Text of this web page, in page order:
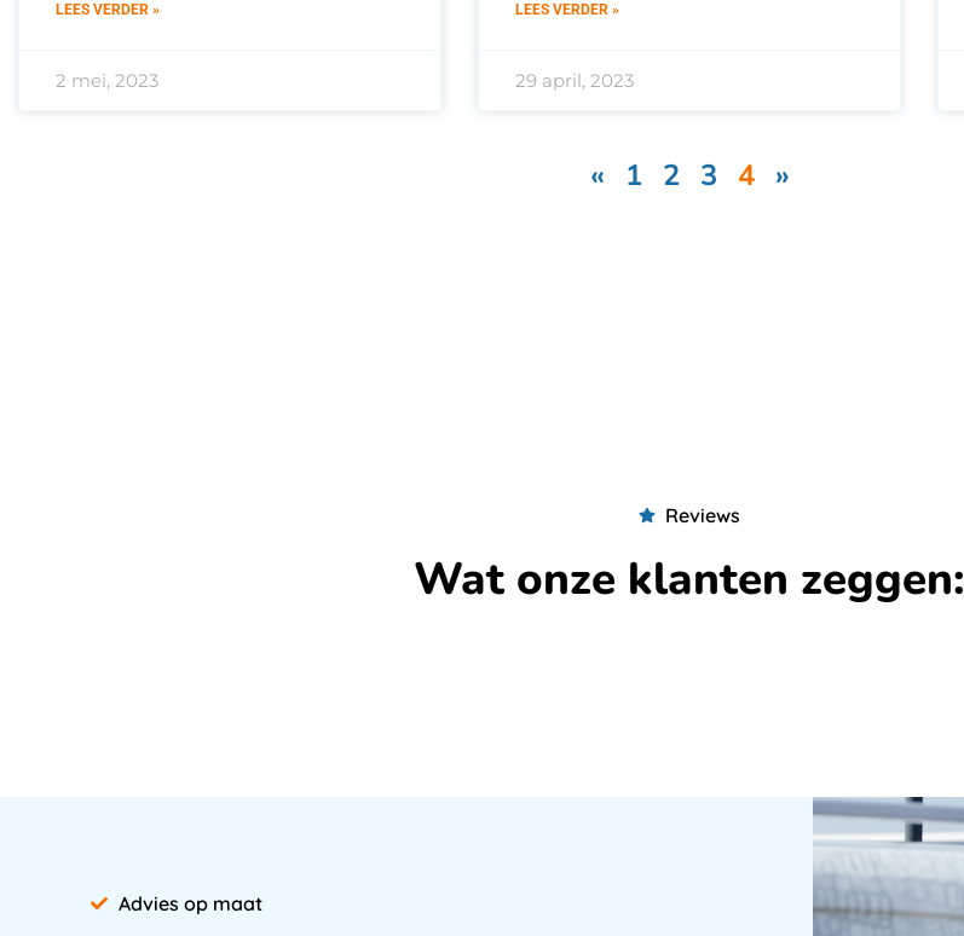
LEES VERDER »
2 mei, 2023
LEES VERDER »
29 april, 2023
« 1 2 3 4 »
Reviews
Wat onze klanten zeggen:
Advies op maat